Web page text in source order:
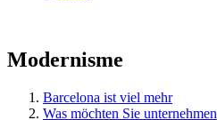
Modernisme
Barcelona ist viel mehr
Was möchten Sie unternehmen